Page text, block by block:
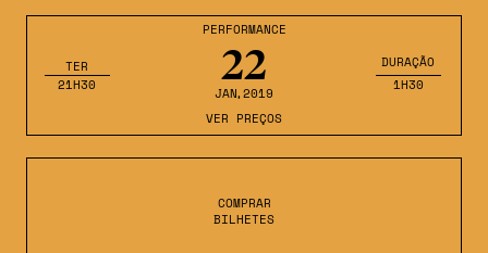
PERFORMANCE
22
JAN,2019
TER
21H30
DURAÇÃO
1H30
VER PREÇOS
COMPRAR
BILHETES